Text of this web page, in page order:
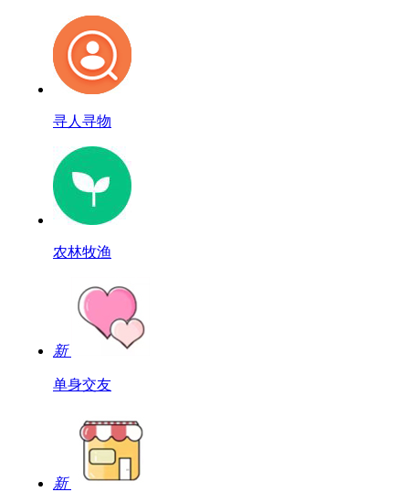
寻人寻物
农林牧渔
新
单身交友
新